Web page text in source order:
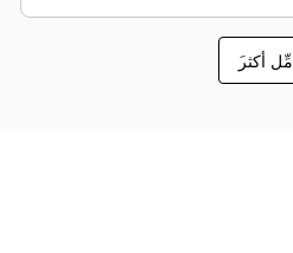
َمِّل أكثر